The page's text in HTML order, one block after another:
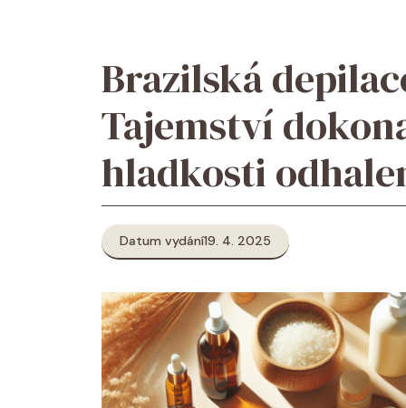
Brazilská
Tajemství
hladkosti
Datum vydání19. 4. 2025